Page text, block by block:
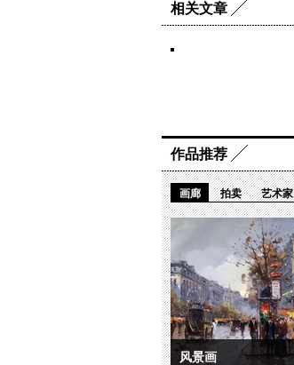
相关文章
作品推荐
画廊 拍卖 艺术家
风景画